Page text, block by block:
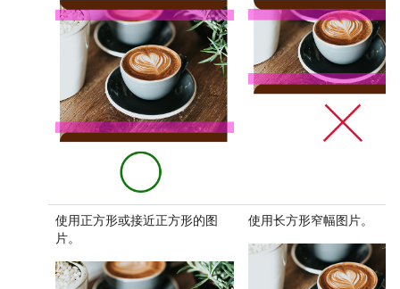
使用正方形或接近正方形的图
片。
使用长方形窄幅图片。